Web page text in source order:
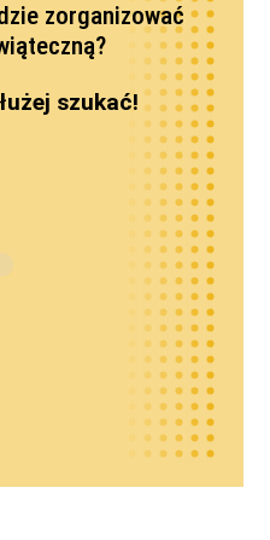
zorganizować
szukać!